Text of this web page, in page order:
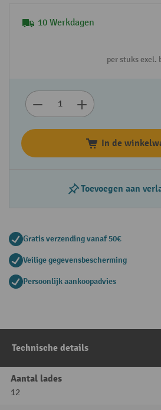
10 Werkdagen
per stuks excl.
In de
Toevoegen aan
Gratis verzending vanaf 50€
Veilige gegevensbescherming
Persoonlijk aankoopadvies
Technische details
Aantal lades
12